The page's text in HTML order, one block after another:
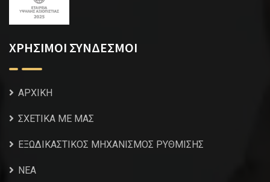
ΧΡΗΣΙΜΟΙ ΣΥΝΔΕΣΜΟΙ
ΑΡΧΙΚΗ
ΣΧΕΤΙΚΑ ΜΕ ΜΑΣ
ΕΞΩΔΙΚΑΣΤΙΚΟΣ ΜΗΧΑΝΙΣΜΟΣ ΡΥΘΜΙΣΗΣ
NEA